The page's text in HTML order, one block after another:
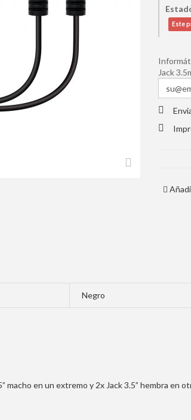
Este
Jack
Negro
macho en un extremo y 2x Jack 3.5” hembra